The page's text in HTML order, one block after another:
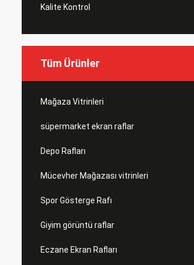
Kalite Kontrol
Tüm Ürünler
Mağaza Vitrinleri
süpermarket ekran raflar
Depo Rafları
Mücevher Mağazası vitrinleri
Spor Gösterge Rafı
Giyim görüntü raflar
Eczane Ekran Rafları